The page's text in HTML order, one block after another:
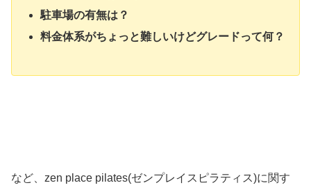
駐車場の有無は？
料金体系がちょっと難しいけどグレードって何？
など、zen place pilates(ゼンプレイスピラティス)に関す